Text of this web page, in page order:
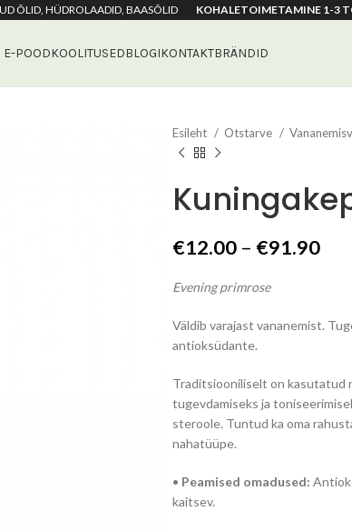
ÕLID, HÜDROLAADID, BAASÕLID KOHALETOIMETAMINE 1-3
E-POODKOOLITUSEDBLOGIKONTAKTBRÄNDID
Esileht Otstarve
€12.00 – €91.90
Evening primrose
Väldib varajast vananemist.
antioksüdante.
Traditsiooniliselt on kasutatud
tugevdamiseks ja
steroole. Tuntud ka oma
nahatüüpe.
• Peamised omadused:
kaitsev.